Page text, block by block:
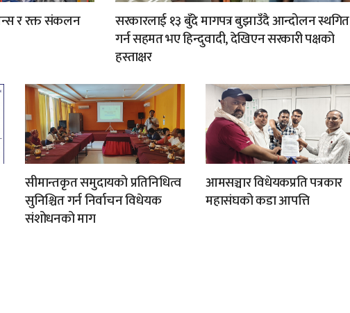
र रक्त संकलन
सरकारलाई १३ बुँदे मागपत्र बुझाउँदै आन्दोलन स्थगित
गर्न सहमत भए हिन्दुवादी, देखिएन सरकारी पक्षको
हस्ताक्षर
सीमान्तकृत समुदायको प्रतिनिधित्व
सुनिश्चित गर्न निर्वाचन विधेयक
संशोधनको माग
आमसञ्चार विधेयकप्रति पत्रकार
महासंघको कडा आपत्ति